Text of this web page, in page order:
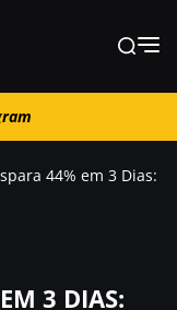
44% em 3 Dias:
3 DIAS: